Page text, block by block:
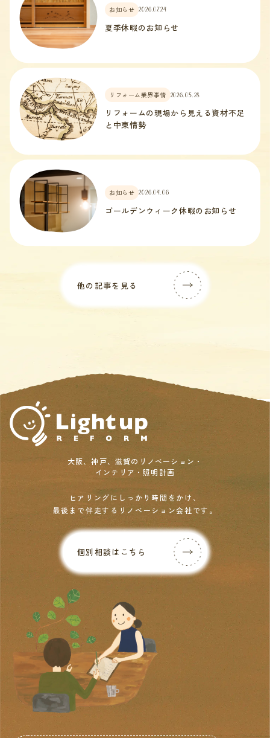
お知らせ 2026.07.24
夏季休暇のお知らせ
リフォーム業界事情 2026.05.28
リフォームの現場から見える資材不足
と中東情勢
お知らせ 2026.04.06
ゴールデンウィーク休暇のお知らせ
他の記事を見る
大阪、神戸、滋賀のリノベーション・
インテリア・照明計画
ヒアリングにしっかり時間をかけ、
最後まで伴走するリノベーション会社です。
個別相談はこちら